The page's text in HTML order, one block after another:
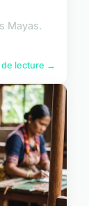
Mayas.
de lecture →